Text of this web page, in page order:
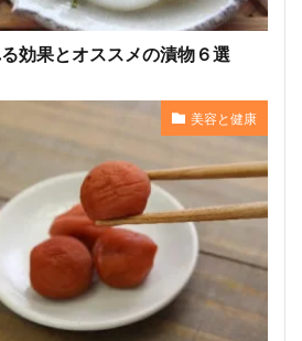
効果とオススメの漬物６選
美容と健康